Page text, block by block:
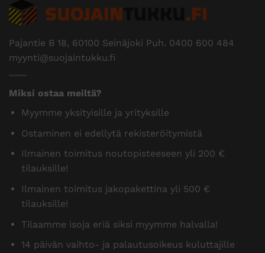
Pajantie B 18, 60100 Seinäjoki Puh. 0400 600 484
myynti@suojaintukku.fi
Miksi ostaa meiltä?
Myymme yksityisille ja yrityksille
Ostaminen ei edellytä rekisteröitymistä
Ilmainen toimitus noutopisteeseen yli 200 €
tilauksille!
Ilmainen toimitus jakopakettina yli 500 €
tilauksille!
Tilaamme isoja eriä siksi myymme halvalla!
14 päivän vaihto- ja palautusoikeus kuluttajille